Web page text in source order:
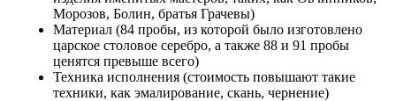
Морозов, Болин, братья Грачевы)
Материал (84 пробы, из которой было изготовлено
царское столовое серебро, а также 88 и 91 пробы
ценятся превыше всего)
Техника исполнения (стоимость повышают такие
техники, как эмалирование, скань, чернение)